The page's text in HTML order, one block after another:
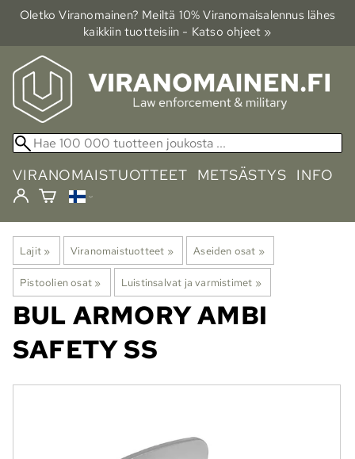
Oletko Viranomainen? Meiltä 10% Viranomais­alennus lähes
kaikkiin tuotteisiin - Katso ohjeet »
VIRANOMAISTUOTTEET METSÄSTYS INFO
Lajit ‪» Viranomaistuotteet ‪» Aseiden osat ‪»
Pistoolien osat ‪» Luistinsalvat ja varmistimet ‪»
BUL ARMORYAMBI
SAFETY SS